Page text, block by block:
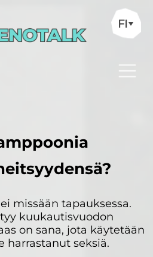
FI
missään tapauksessa.
kuukautisvuodon
on sana, jota käytetään
harrastanut seksiä.